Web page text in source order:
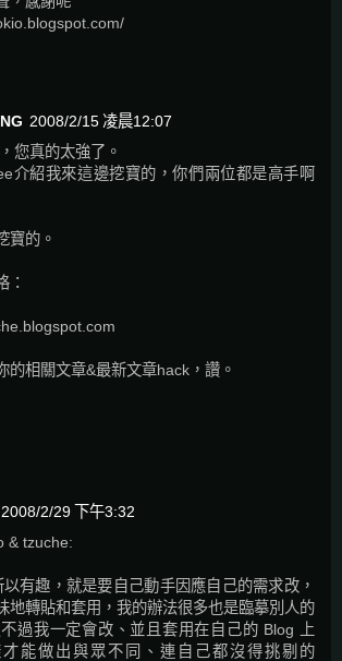
2008/2/15 凌晨12:07
您真的太強了。
介紹我來這邊挖寶的，你們兩位都是高手啊
寶的。
：
的相關文章&最新文章hack，讚。
2008/2/29 下午3:32
& tzuche:
以有趣，就是要自己動手因應自己的需求改，
地轉貼和套用，我的辦法很多也是臨摹別人的
過我一定會改、並且套用在自己的 Blog 上
能做出與眾不同、連自己都沒得挑剔的